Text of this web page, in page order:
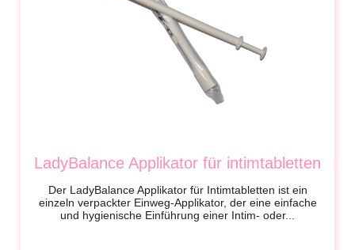
LadyBalance Applikator für intimtabletten
Der LadyBalance Applikator für Intimtabletten ist ein
einzeln verpackter Einweg-Applikator, der eine einfache
und hygienische Einführung einer Intim- oder...